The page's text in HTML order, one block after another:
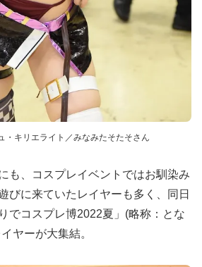
・キリエライト／みなみたそたそさん
も、コスプレイベントではお馴染み
びに来ていたレイヤーも多く、同日
でコスプレ博2022夏」(略称：とな
ヤーが大集結。